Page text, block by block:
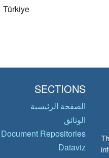
Türkiye
SECTIONS
الصفحة الرئيسية
الوثائق
Document Repositories
Dataviz